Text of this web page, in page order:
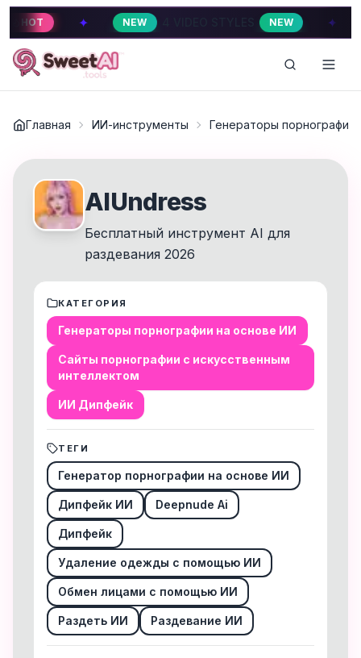
NEW 4 VIDEO STYLES HOT 4
Главная ИИ-инструменты Генераторы порнографии
AIUndress
Бесплатный инструмент AI для
раздевания 2026
КАТЕГОРИЯ
Генераторы порнографии на основе ИИ
Сайты порнографии с искусственным
интеллектом
ИИ Дипфейк
ТЕГИ
Генератор порнографии на основе ИИ
Дипфейк ИИ Deepnude Ai
Дипфейк
Удаление одежды с помощью ИИ
Обмен лицами с помощью ИИ
Раздеть ИИ Раздевание ИИ